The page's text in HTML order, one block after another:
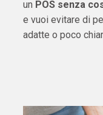
un POS senza
e vuoi evitare di
adatte o poco